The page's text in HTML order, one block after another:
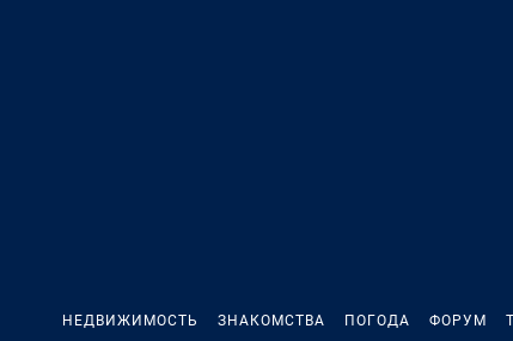
НЕДВИЖИМОСТЬ ЗНАКОМСТВА ПОГОДА ФОРУМ